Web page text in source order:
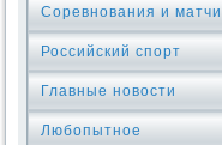
Соревнования и матчи
Российский спорт
Главные новости
Любопытное